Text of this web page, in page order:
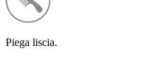
Piega liscia.